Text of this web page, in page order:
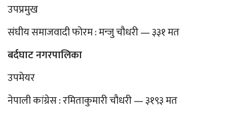
उपप्रमुख
संघीय समाजवादी फोरम : मन्जु चौधरी — ३३१ मत
बर्दघाट नगरपालिका
उपमेयर
नेपाली कांग्रेस : रमिताकुमारी चौधरी — ३१९३ मत